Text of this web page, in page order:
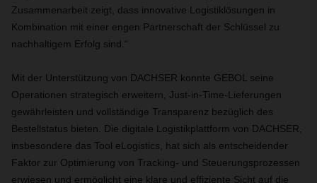
Zusammenarbeit zeigt, dass innovative Logistiklösungen in
Kombination mit einer engen Partnerschaft der Schlüssel zu
nachhaltigem Erfolg sind.“
Mit der Unterstützung von DACHSER konnte GEBOL seine
Operationen strategisch erweitern, Just-in-Time-Lieferungen
gewährleisten und vollständige Transparenz bezüglich des
Bestellstatus bieten. Die digitale Logistikplattform von DACHSER,
insbesondere das Tool eLogistics, hat sich als entscheidender
Faktor zur Optimierung von Tracking- und Steuerungsprozessen
erwiesen und ermöglicht eine klare und effiziente Sicht auf die